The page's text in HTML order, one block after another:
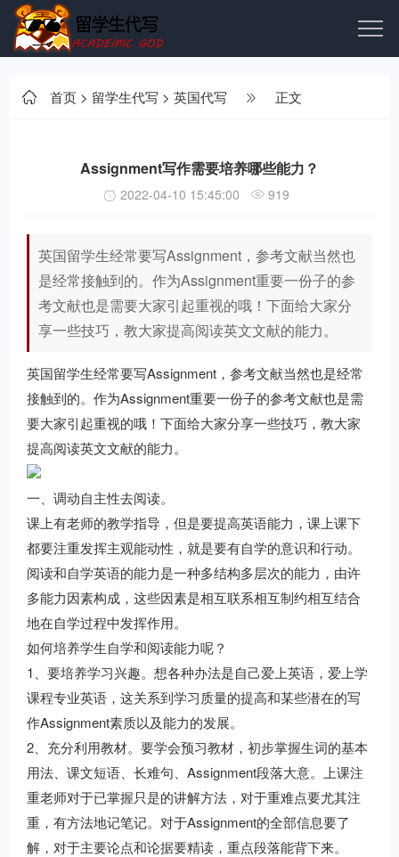
首页 > 留学生代写 > 英国代写 正文
Assignment写作需要培养哪些能力？
2022-04-10 15:45:00 919
英国留学生经常要写Assignment，参考文献当然也
是经常接触到的。作为Assignment重要一份子的参
考文献也是需要大家引起重视的哦！下面给大家分
享一些技巧，教大家提高阅读英文文献的能力。
英国留学生经常要写Assignment，参考文献当然也是经常
接触到的。作为Assignment重要一份子的参考文献也是需
要大家引起重视的哦！下面给大家分享一些技巧，教大家
提高阅读英文文献的能力。
一、调动自主性去阅读。
课上有老师的教学指导，但是要提高英语能力，课上课下
都要注重发挥主观能动性，就是要有自学的意识和行动。
阅读和自学英语的能力是一种多结构多层次的能力，由许
多能力因素构成，这些因素是相互联系相互制约相互结合
地在自学过程中发挥作用。
如何培养学生自学和阅读能力呢？
1、要培养学习兴趣。想各种办法是自己爱上英语，爱上学
课程专业英语，这关系到学习质量的提高和某些潜在的写
作Assignment素质以及能力的发展。
2、充分利用教材。要学会预习教材，初步掌握生词的基本
用法、课文短语、长难句、Assignment段落大意。上课注
重老师对于已掌握只是的讲解方法，对于重难点要尤其注
重，有方法地记笔记。对于Assignment的全部信息要了
解，对于主要论点和论据要精读，重点段落能背下来。